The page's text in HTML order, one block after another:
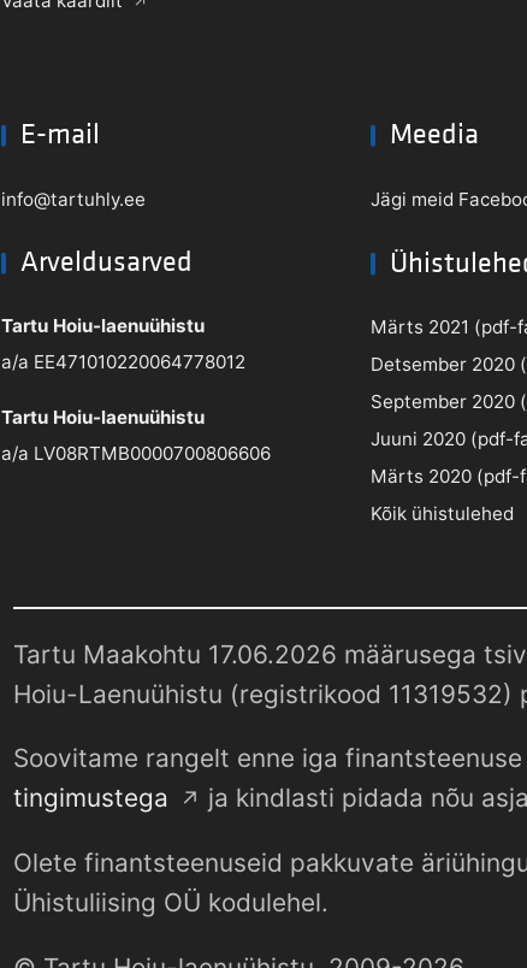
E-mail
info@tartuhly.ee
Arveldusarved
Tartu Hoiu-laenuühistu
a/a EE471010220064778012
Tartu Hoiu-laenuühistu
a/a LV08RTMB0000700806606
Meedia
Jägi meid
Märts 2021 (pdf-
Detsember 2020
September 2020
Juuni 2020 (pdf-
Märts 2020 (pdf-
Kõik ühistulehed
Tartu Maakohtu 17.06.2026 määrusega
Hoiu-Laenuühistu (registrikood 11319532)
Soovitame rangelt enne iga
tingimustega
ja kindlasti pidada nõu
Olete finantsteenuseid pakkuvate
Ühistuliising OÜ kodulehel.